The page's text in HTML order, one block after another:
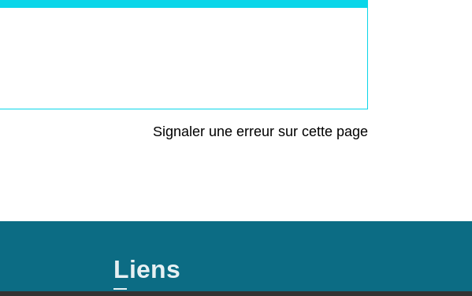
Signaler une erreur sur cette page
Liens